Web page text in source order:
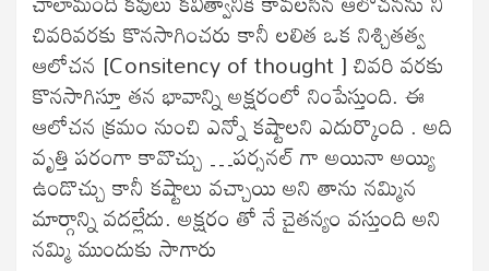
చివరివరకు కొనసాగించరు కానీ లలిత ఒక నిశ్చితత్వ
ఆలోచన [Consitency of thought ] చివరి వరకు
కొనసాగిస్తూ తన భావాన్ని అక్షరంలో నింపేస్తుంది. ఈ
ఆలోచన క్రమం నుంచి ఎన్నో కష్టాలని ఎదుర్కొంది . అది
వృత్తి పరంగా కావొచ్చు …పర్సనల్ గా అయినా అయ్యి
ఉండొచ్చు కానీ కష్టాలు వచ్చాయి అని తాను నమ్మిన
మార్గాన్ని వదల్లేదు. అక్షరం తో నే చైతన్యం వస్తుంది అని
నమ్మి ముందుకు సాగారు